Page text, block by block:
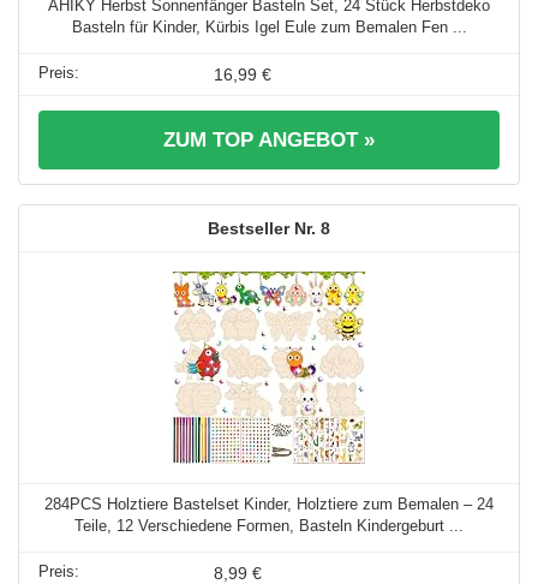
AHIKY Herbst Sonnenfänger Basteln Set, 24 Stück Herbstdeko
Basteln für Kinder, Kürbis Igel Eule zum Bemalen Fen ...
16,99 €
ZUM TOP ANGEBOT »
8
284PCS Holztiere Bastelset Kinder, Holztiere zum Bemalen – 24
Teile, 12 Verschiedene Formen, Basteln Kindergeburt ...
8,99 €